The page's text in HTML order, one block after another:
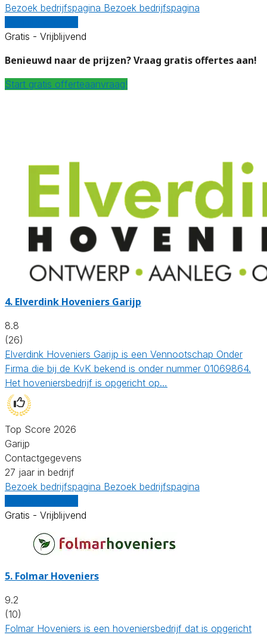
Bezoek bedrijfspagina Bezoek bedrijfspagina
Gratis - Vrijblijvend
Benieuwd naar de prijzen? Vraag gratis offertes aan!
Start gratis offerteaanvraag!
4. Elverdink Hoveniers Garijp
8.8
(26)
Elverdink Hoveniers Garijp is een Vennootschap Onder
Firma die bij de KvK bekend is onder nummer 01069864.
Het hoveniersbedrijf is opgericht op…
Top Score 2026
Garijp
Contactgegevens
27 jaar in bedrijf
Bezoek bedrijfspagina Bezoek bedrijfspagina
Gratis - Vrijblijvend
5. Folmar Hoveniers
9.2
(10)
Folmar Hoveniers is een hoveniersbedrijf dat is opgericht